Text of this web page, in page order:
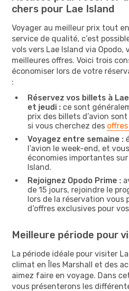
chers pour Lae Island
Voyager au meilleur prix tout
service de qualité, c’est
vols vers Lae Island via Opodo,
meilleures offres. Voici trois
économiser lors de votre
:
Réservez vos billets à
et jeudi : ce sont
prix des billets d’avion
si vous cherchez des
Voyagez entre semaine :
l’avion le week-end, et
économies importantes
Island.
Rejoignez Opodo Prime :
de 15 jours, rejoindre le
lors de la réservation vous
d’offres exclusives pour
Meilleure période pour
La période idéale pour visiter
climat en Îles Marshall et des
aimez faire en voyage. Dans
vous présenterons les